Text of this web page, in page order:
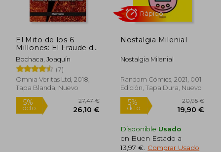
5%
dcto. 25,33 €
5%
dcto.
El Mito de los 6
Millones: El Fraude de
los Judíos Asesinados
por Hitler
Bochaca, Joaquín
(7)
Omnia Veritas Ltd, 2018,
Tapa Blanda, Nuevo
Nostalgia Milenial
Nostalgia Milenial
Random Cómics, 2021, 001
Edición, Tapa Dura, Nuevo
Disponible Usado
en Buen Estado a
13,97 € Comprar Usado